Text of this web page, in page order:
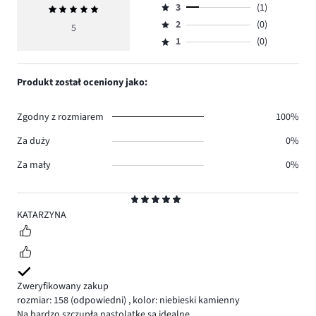
5
KATARZYNA
Zweryfikowany zakup
rozmiar: 158 (odpowiedni) , kolor: niebieski kamienny
Średnia
ocena
5
ilość
głosów
4.
4,
ilość
głosów
Ocena
3,
ilość
3
(1)
Ocena
2,
2
(0)
Ocena
1,
1 (0)
Produkt został oceniony jako:
Zgodny z rozmiarem
100%
Za duży
0%
Za mały
0%